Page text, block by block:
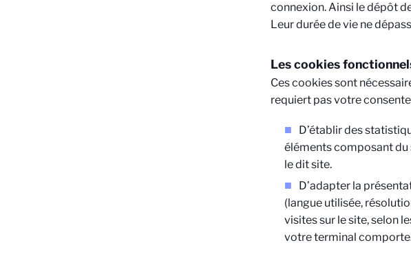
connexion. Ainsi le dépôt
Leur durée de vie ne
Les cookies
Ces cookies sont
requiert pas votre
D’établir des
éléments composant du
le dit site.
D’adapter la
(langue utilisée,
visites sur le site, selon
votre terminal